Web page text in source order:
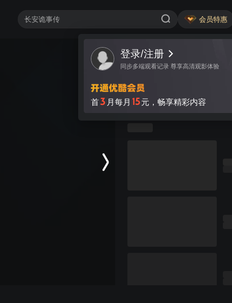
会员特惠
登录/注册
同步多端观看记录 尊享高清观影体验
首3 月每月 15元，畅享精彩内容